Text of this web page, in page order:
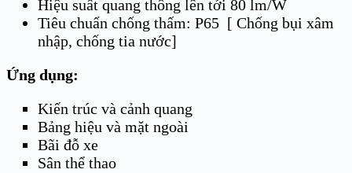
Hiệu suất quang thông lên tới 80 lm/W
Tiêu chuẩn chống thấm: P65 [ Chống bụi xâm
nhập, chống tia nước]
Ứng dụng:
Kiến trúc và cảnh quang
Bảng hiệu và mặt ngoài
Bãi đỗ xe
Sân thể thao